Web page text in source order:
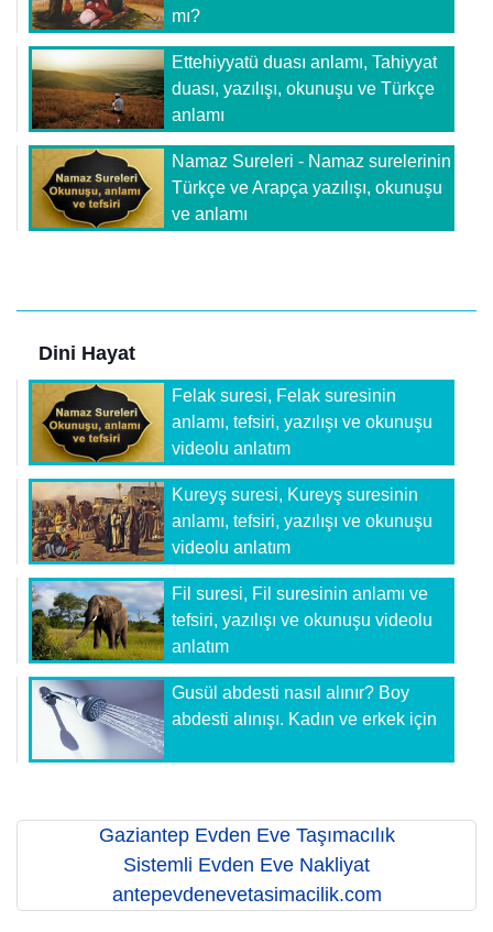
mı?
Ettehiyyatü duası anlamı, Tahiyyat
duası, yazılışı, okunuşu ve Türkçe
anlamı
Namaz Sureleri - Namaz surelerinin
Türkçe ve Arapça yazılışı, okunuşu
ve anlamı
Dini Hayat
Felak suresi, Felak suresinin
anlamı, tefsiri, yazılışı ve okunuşu
videolu anlatım
Kureyş suresi, Kureyş suresinin
anlamı, tefsiri, yazılışı ve okunuşu
videolu anlatım
Fil suresi, Fil suresinin anlamı ve
tefsiri, yazılışı ve okunuşu videolu
anlatım
Gusül abdesti nasıl alınır? Boy
abdesti alınışı. Kadın ve erkek için
Gaziantep Evden Eve Taşımacılık
Sistemli Evden Eve Nakliyat
antepevdenevetasimacilik.com